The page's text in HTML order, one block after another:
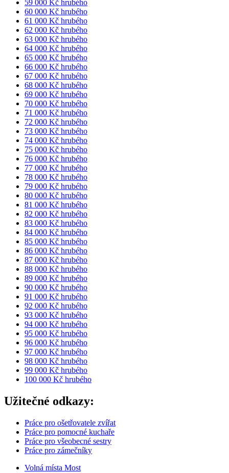
59 000 Kč hrubého
60 000 Kč hrubého
61 000 Kč hrubého
62 000 Kč hrubého
63 000 Kč hrubého
64 000 Kč hrubého
65 000 Kč hrubého
66 000 Kč hrubého
67 000 Kč hrubého
68 000 Kč hrubého
69 000 Kč hrubého
70 000 Kč hrubého
71 000 Kč hrubého
72 000 Kč hrubého
73 000 Kč hrubého
74 000 Kč hrubého
75 000 Kč hrubého
76 000 Kč hrubého
77 000 Kč hrubého
78 000 Kč hrubého
79 000 Kč hrubého
80 000 Kč hrubého
81 000 Kč hrubého
82 000 Kč hrubého
83 000 Kč hrubého
84 000 Kč hrubého
85 000 Kč hrubého
86 000 Kč hrubého
87 000 Kč hrubého
88 000 Kč hrubého
89 000 Kč hrubého
90 000 Kč hrubého
91 000 Kč hrubého
92 000 Kč hrubého
93 000 Kč hrubého
94 000 Kč hrubého
95 000 Kč hrubého
96 000 Kč hrubého
97 000 Kč hrubého
98 000 Kč hrubého
99 000 Kč hrubého
100 000 Kč hrubého
Užitečné odkazy:
Práce pro ošetřovatele zvířat
Práce pro pomocné kuchaře
Práce pro všeobecné sestry
Práce pro zámečníky
Volná místa Most